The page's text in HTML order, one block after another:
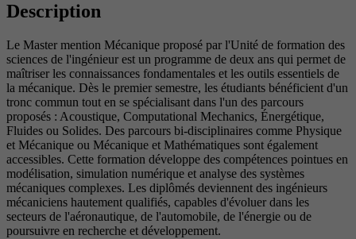
Description
Le Master mention Mécanique proposé par l'Unité de formation des
sciences de l'ingénieur est un programme de deux ans qui permet de
maîtriser les connaissances fondamentales et les outils essentiels de
la mécanique. Dès le premier semestre, les étudiants bénéficient d'un
tronc commun tout en se spécialisant dans l'un des parcours
proposés : Acoustique, Computational Mechanics, Énergétique,
Fluides ou Solides. Des parcours bi-disciplinaires comme Physique
et Mécanique ou Mécanique et Mathématiques sont également
accessibles. Cette formation développe des compétences pointues en
modélisation, simulation numérique et analyse des systèmes
mécaniques complexes. Les diplômés deviennent des ingénieurs
mécaniciens hautement qualifiés, capables d'évoluer dans les
secteurs de l'aéronautique, de l'automobile, de l'énergie ou de
poursuivre en recherche et développement.